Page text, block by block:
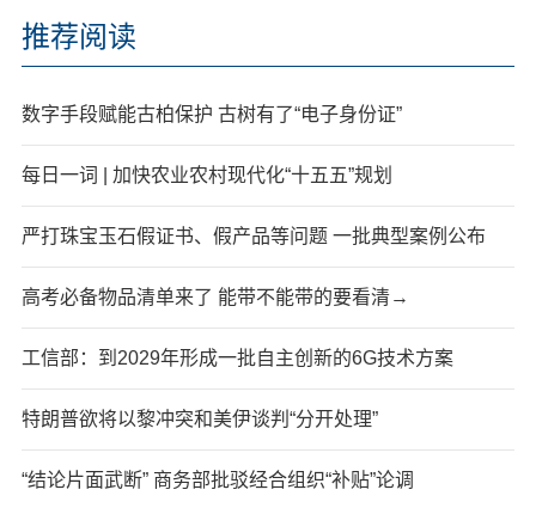
推荐阅读
数字手段赋能古柏保护 古树有了“电子身份证”
每日一词 | 加快农业农村现代化“十五五”规划
严打珠宝玉石假证书、假产品等问题 一批典型案例公布
高考必备物品清单来了 能带不能带的要看清→
工信部：到2029年形成一批自主创新的6G技术方案
特朗普欲将以黎冲突和美伊谈判“分开处理”
“结论片面武断” 商务部批驳经合组织“补贴”论调